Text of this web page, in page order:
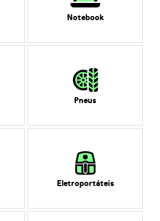
Notebook
Pneus
Eletroportáteis